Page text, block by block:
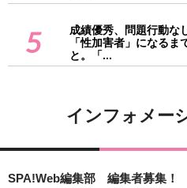
5
成績優秀、問題行動な
「性加害者」になるま
と。「...
インフォメー
SPA!Web編集部 編集者募集！